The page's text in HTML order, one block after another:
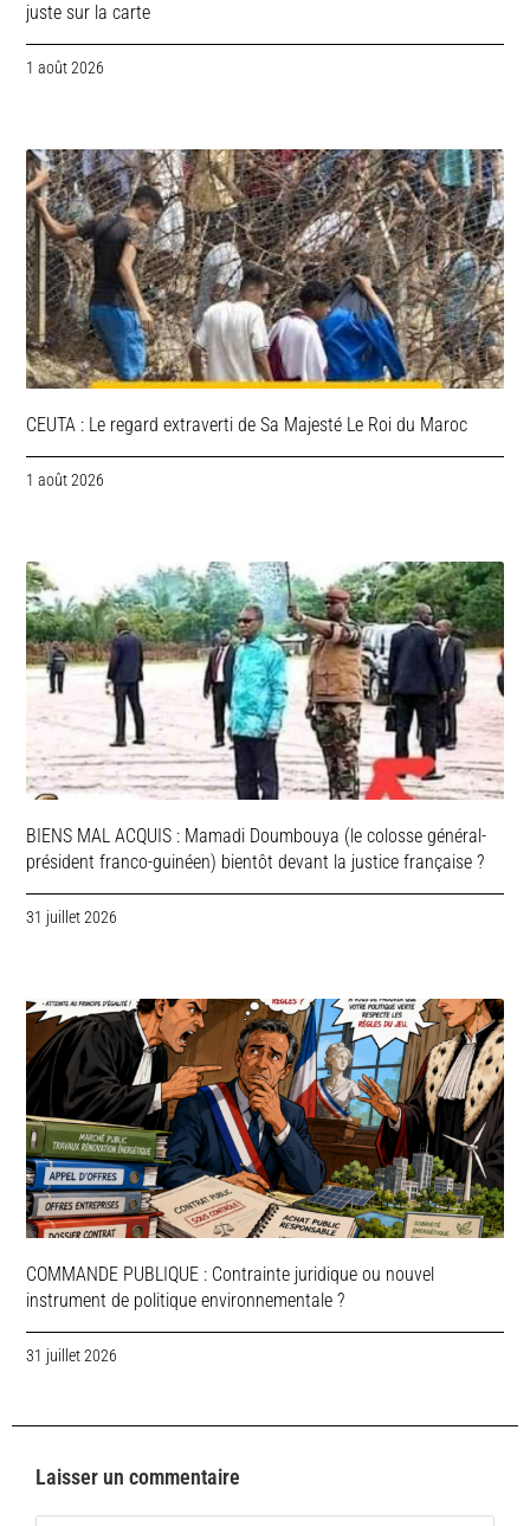
juste sur la carte
1 août 2026
CEUTA : Le regard extraverti de Sa Majesté Le Roi du Maroc
1 août 2026
BIENS MAL ACQUIS : Mamadi Doumbouya (le colosse général-
président franco-guinéen) bientôt devant la justice française ?
31 juillet 2026
COMMANDE PUBLIQUE : Contrainte juridique ou nouvel
instrument de politique environnementale ?
31 juillet 2026
Laisser un commentaire